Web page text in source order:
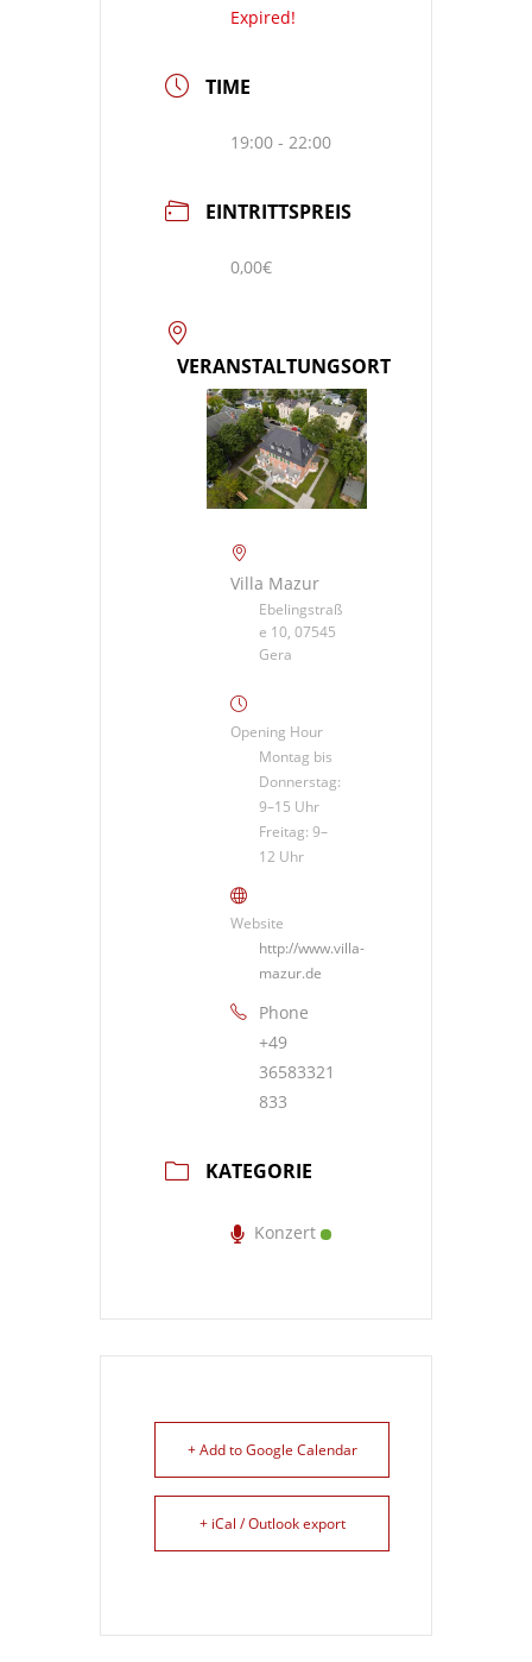
Expired!
TIME
19:00 - 22:00
EINTRITTSPREIS
0,00€
VERANSTALTUNGSORT
Villa Mazur
Ebelingstraß
e 10, 07545
Gera
Opening Hour
Montag bis
Donnerstag:
9–15 Uhr
Freitag: 9–
12 Uhr
Website
http://www.villa-
mazur.de
Phone
+49
36583321
833
KATEGORIE
Konzert
+ Add to Google Calendar
+ iCal / Outlook export